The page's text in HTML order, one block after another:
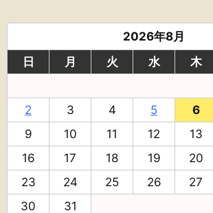
2026年8月
日
月 火 水 木
2
3 4 5 6
9
10 11 12 13
16
17 18 19 20
23
24 25 26 27
30
31